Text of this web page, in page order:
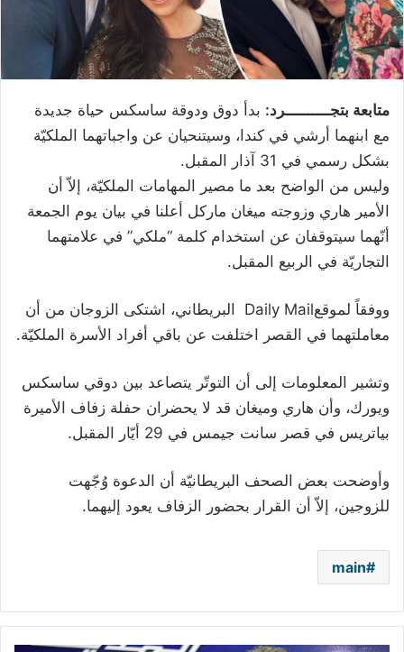
متابعة بتجــــــــــرد: بدأ دوق ودوقة ساسكس حياة جديدة
مع ابنهما أرشي في كندا، وسيتنحيان عن واجباتهما الملكيّة
بشكل رسمي في 31 آذار المقبل.
وليس من الواضح بعد ما مصير المهامات الملكيّة، إلاّ أن
الأمير هاري وزوجته ميغان ماركل أعلنا في بيان يوم الجمعة
أنّهما سيتوقفان عن استخدام كلمة “ملكي” في علامتهما
التجاريّة في الربيع المقبل.
ووفقاً لموقعDaily Mail البريطاني، اشتكى الزوجان من أن
معاملتهما في القصر اختلفت عن باقي أفراد الأسرة الملكيّة.
وتشير المعلومات إلى أن التوتّر يتصاعد بين دوقي ساسكس
ويورك، وأن هاري وميغان قد لا يحضران حفلة زفاف الأميرة
بياتريس في قصر سانت جيمس في 29 أيّار المقبل.
وأوضحت بعض الصحف البريطانيّة أن الدعوة وُجّهت
للزوجين، إلاّ أن القرار بحضور الزفاف يعود إليهما.
main